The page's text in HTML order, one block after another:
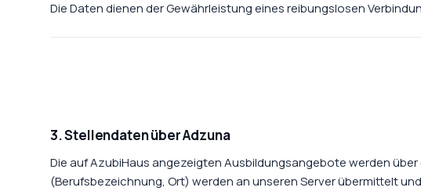
Die Daten dienen der Gewährleistung eines reibungslosen
3. Stellendaten über Adzuna
Die auf AzubiHaus angezeigten Ausbildungsangebote werden
(Berufsbezeichnung, Ort) werden an unseren Server übermittelt